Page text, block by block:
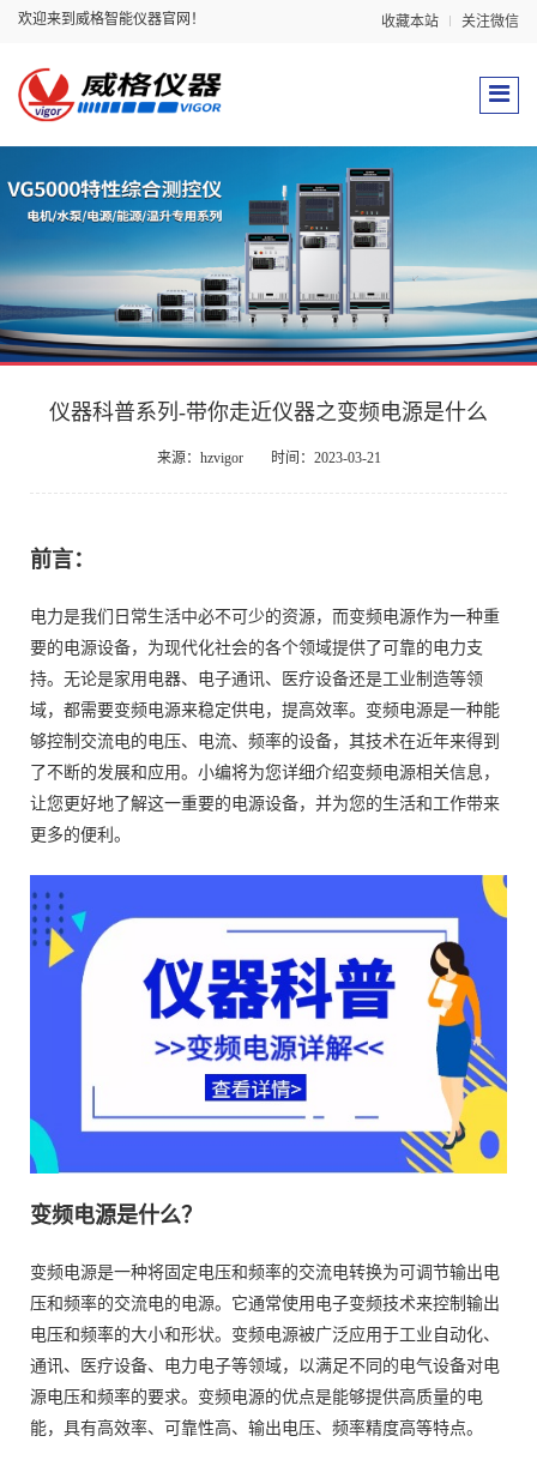
欢迎来到威格智能仪器官网！ 收藏本站 关注微信
仪器科普系列-带你走近仪器之变频电源是什么
来源：hzvigor 时间：2023-03-21
前言：
电力是我们日常生活中必不可少的资源，而变频电源作为一种重
要的电源设备，为现代化社会的各个领域提供了可靠的电力支
持。无论是家用电器、电子通讯、医疗设备还是工业制造等领
域，都需要变频电源来稳定供电，提高效率。变频电源是一种能
够控制交流电的电压、电流、频率的设备，其技术在近年来得到
了不断的发展和应用。小编将为您详细介绍变频电源相关信息，
让您更好地了解这一重要的电源设备，并为您的生活和工作带来
更多的便利。
变频电源是什么？
变频电源是一种将固定电压和频率的交流电转换为可调节输出电
压和频率的交流电的电源。它通常使用电子变频技术来控制输出
电压和频率的大小和形状。变频电源被广泛应用于工业自动化、
通讯、医疗设备、电力电子等领域，以满足不同的电气设备对电
源电压和频率的要求。变频电源的优点是能够提供高质量的电
能，具有高效率、可靠性高、输出电压、频率精度高等特点。